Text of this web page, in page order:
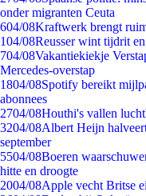
onder migranten Ceuta
604/08Kraftwerk brengt
104/08Reusser wint tijdrit
704/08Vakantiekiekje
Mercedes-overstap
1804/08Spotify bereikt
abonnees
2704/08Houthi's vallen
3204/08Albert Heijn
september
5504/08Boeren
hitte en droogte
2004/08Apple vecht Britse